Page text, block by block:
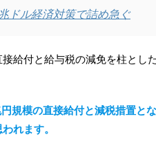
ドル経済対策で詰め急ぐ
給付と給与税の減免を柱とし
規模の直接給付と減税措置と
れます。